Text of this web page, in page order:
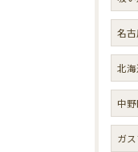
名
北
中
ガ